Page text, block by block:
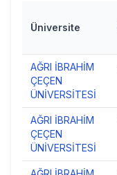
Üniversite
AĞRI İBRAHİM
ÇEÇEN
ÜNİVERSİTESİ
AĞRI İBRAHİM
ÇEÇEN
ÜNİVERSİTESİ